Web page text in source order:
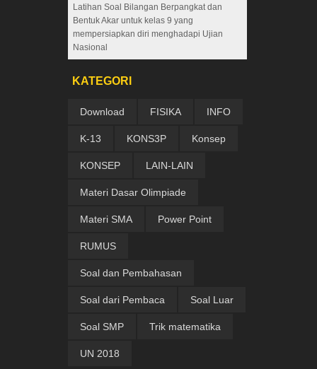
Latihan Soal Bilangan Berpangkat dan
Bentuk Akar untuk kelas 9 yang
mempersiapkan diri menghadapi Ujian
Nasional
KATEGORI
Download FISIKA INFO
K-13 KONS3P Konsep
KONSEP LAIN-LAIN
Materi Dasar Olimpiade
Materi SMA Power Point
RUMUS
Soal dan Pembahasan
Soal dari Pembaca Soal Luar
Soal SMP Trik matematika
UN 2018